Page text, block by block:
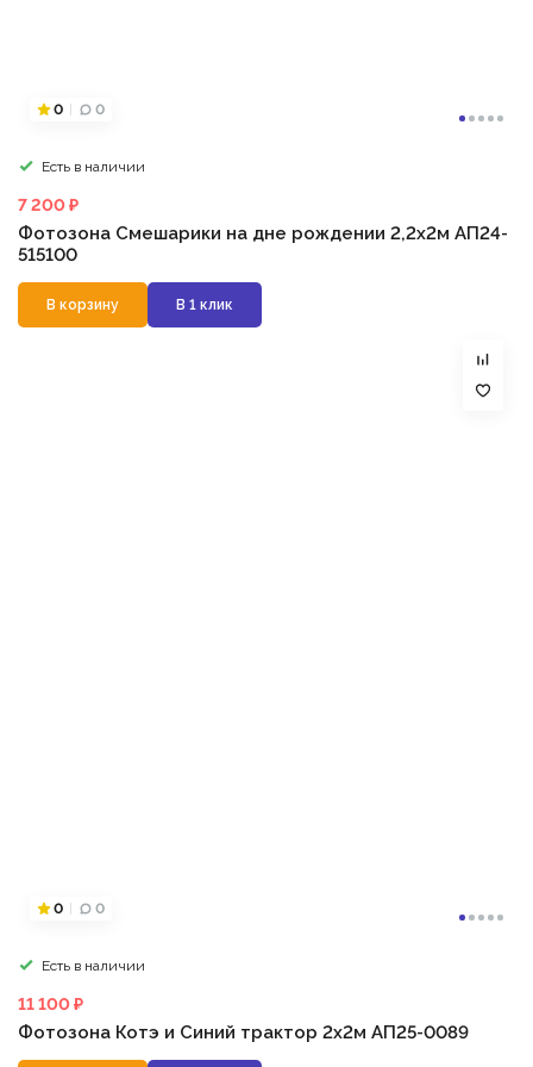
0 0
Есть в наличии
7 200 ₽
Фотозона Смешарики на дне рождении 2,2х2м АП24-
515100
В корзину В 1 клик
0 0
Есть в наличии
11 100 ₽
Фотозона Котэ и Синий трактор 2х2м АП25-0089